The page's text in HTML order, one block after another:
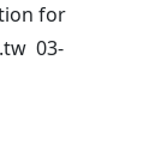
for
03-